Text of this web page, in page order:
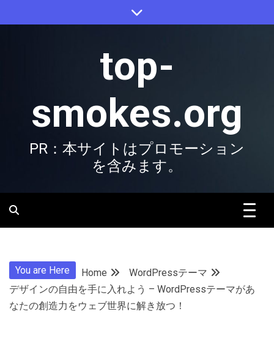
to
top-
smokes.org
PR：本サイトはプロモーション
を含みます。
You are Here Home
WordPressテーマ
デザインの自由を手に入れよう – WordPressテーマがあ
なたの創造力をウェブ世界に解き放つ！